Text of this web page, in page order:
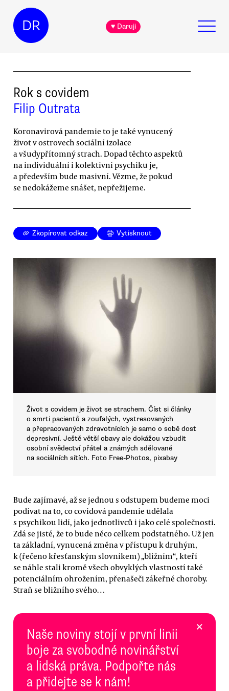
DR ♥ Daruji
Rok s covidem
Filip Outrata
Koronavirová pandemie to je také vynucený
život v ostrovech sociální izolace
a všudypřítomný strach. Dopad těchto aspektů
na individuální i kolektivní psychiku je,
a především bude masivní. Vězme, že pokud
se nedokážeme snášet, nepřežijeme.
Zkopírovat odkaz Vytisknout
Život s covidem je život se strachem. Číst si články
o smrti pacientů a zoufalých, vystresovaných
a přepracovaných zdravotnících je samo o sobě dost
depresivní. Ještě větší obavy ale dokážou vzbudit
osobní svědectví přátel a známých sdělované
na sociálních sítích. Foto Free-Photos, pixabay
Bude zajímavé, až se jednou s odstupem budeme moci
podívat na to, co covidová pandemie udělala
s psychikou lidí, jako jednotlivců i jako celé společnosti.
Zdá se jisté, že to bude něco celkem podstatného. Už jen
ta základní, vynucená změna v přístupu k druhým,
k (řečeno křesťanským slovníkem) „bližním“, kteří
se náhle stali kromě všech obvyklých vlastností také
potenciálním ohrožením, přenašeči zákeřné choroby.
Straň se bližního svého…
Naše noviny stojí v první linii
boje za svobodné novinářství
a lidská práva. Podpořte nás
a přidejte se k nám!
×